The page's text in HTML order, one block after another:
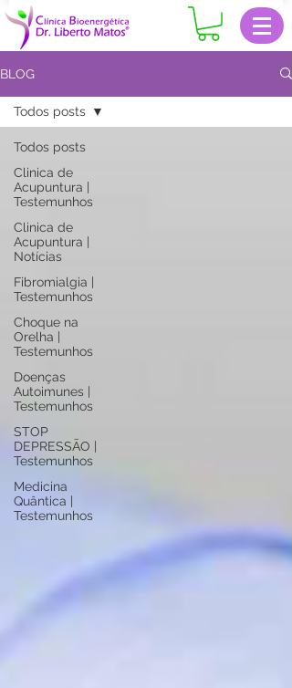
BLOG
Todos posts
Clinica de
Acupuntura |
Testemunhos
Clinica de
Acupuntura |
Notícias
Fibromialgia |
Testemunhos
Choque na
Orelha |
Testemunhos
Doenças
Autoimunes |
Testemunhos
STOP
DEPRESSÃO |
Testemunhos
Medicina
Quântica |
Testemunhos
Todos posts